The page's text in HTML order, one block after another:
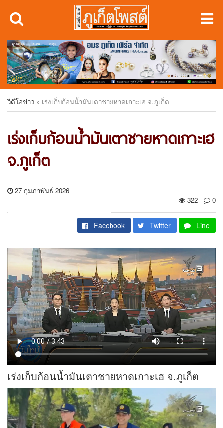
วีดีโอข่าว » เร่งเก็บก้อนน้ำมันเตาชายหาดเกาะเฮ จ.ภูเก็ต
เร่งเก็บก้อนน้ำมันเตาชายหาดเกาะเฮ
จ.ภูเก็ต
27 กุมภาพันธ์ 2026
322
0
Facebook Twitter Line
เร่งเก็บก้อนน้ำมันเตาชายหาดเกาะเฮ จ.ภูเก็ต